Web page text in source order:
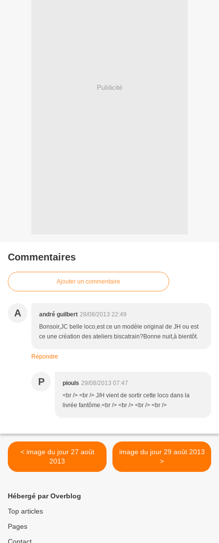
Publicité
Commentaires
Ajouter un commentaire
A andré guilbert 28/08/2013 22:49
Bonsoir,JC belle loco,est ce un modèle original de JH ou est
ce une création des ateliers biscatrain?Bonne nuit,à bientôt.
Répondre
P piouls 29/08/2013 07:47
<br /> <br /> J/H vient de sortir cette loco dans la
livrée fantôme.<br /> <br /> <br /> <br />
< image du jour 27 août
2013
image du jour 29 août 2013
>
Hébergé par Overblog
Top articles
Pages